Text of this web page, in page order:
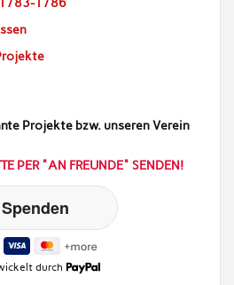
Projekte bzw. unseren Verein
PER "AN FREUNDE" SENDEN!
durch